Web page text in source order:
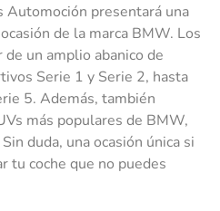
Automoción presentará una
de la marca BMW. Los
un amplio abanico de
Serie 1 y Serie 2, hasta
5. Además, también
más populares de BMW,
duda, una ocasión única si
tu coche que no puedes